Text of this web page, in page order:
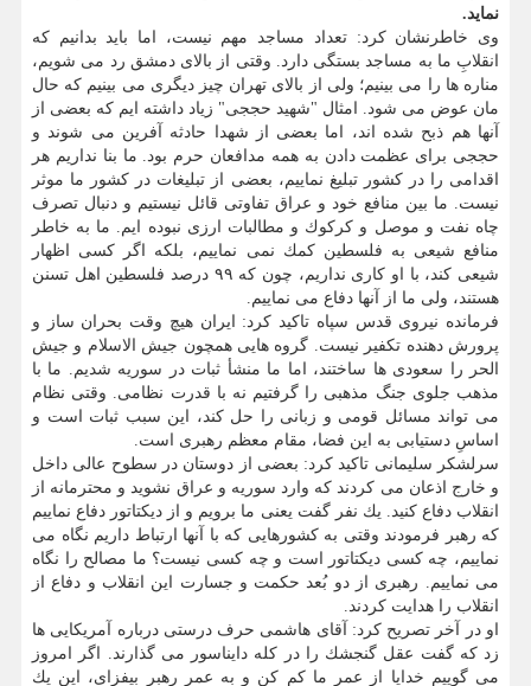
نماید.
وی خاطرنشان كرد: تعداد مساجد مهم نیست، اما باید بدانیم كه
انقلابِ ما به مساجد بستگی دارد. وقتی از بالای دمشق رد می شویم،
مناره ها را می بینیم؛ ولی از بالای تهران چیز دیگری می بینیم كه حال
مان عوض می شود. امثال "شهید حججی" زیاد داشته ایم كه بعضی از
آنها هم ذبح شده اند، اما بعضی از شهدا حادثه آفرین می شوند و
حججی برای عظمت دادن به همه مدافعان حرم بود. ما بنا نداریم هر
اقدامی را در كشور تبلیغ نماییم، بعضی از تبلیغات در كشور ما موثر
نیست. ما بین منافع خود و عراق تفاوتی قائل نیستیم و دنبال تصرف
چاه نفت و موصل و كركوك و مطالبات ارزی نبوده ایم. ما به خاطر
منافع شیعی به فلسطین كمك نمی نماییم، بلكه اگر كسی اظهار
شیعی كند، با او كاری نداریم، چون كه ۹۹ درصد فلسطین اهل تسنن
هستند، ولی ما از آنها دفاع می نماییم.
فرمانده نیروی قدس سپاه تاكید كرد: ایران هیچ وقت بحران ساز و
پرورش دهنده تكفیر نیست. گروه هایی همچون جیش الاسلام و جیش
الحر را سعودی ها ساختند، اما ما منشأ ثبات در سوریه شدیم. ما با
مذهب جلوی جنگ مذهبی را گرفتیم نه با قدرت نظامی. وقتی نظام
می تواند مسائل قومی و زبانی را حل كند، این سبب ثبات است و
اساسِ دستیابی به این فضا، مقام معظم رهبری است.
سرلشكر سلیمانی تاكید كرد: بعضی از دوستان در سطوح عالی داخل
و خارج اذعان می كردند كه وارد سوریه و عراق نشوید و محترمانه از
انقلاب دفاع كنید. یك نفر گفت یعنی ما برویم و از دیكتاتور دفاع نماییم
كه رهبر فرمودند وقتی به كشورهایی كه با آنها ارتباط داریم نگاه می
نماییم، چه كسی دیكتاتور است و چه كسی نیست؟ ما مصالح را نگاه
می نماییم. رهبری از دو بُعد حكمت و جسارت این انقلاب و دفاع از
انقلاب را هدایت كردند.
او در آخر تصریح كرد: آقای هاشمی حرف درستی درباره آمریكایی ها
زد كه گفت عقل گنجشك را در كله دایناسور می گذارند. اگر امروز
می گوییم خدایا از عمر ما كم كن و به عمر رهبر بیفزای، این یك